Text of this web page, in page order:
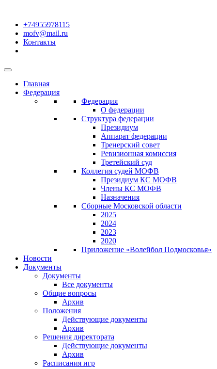
+74955978115
mofv@mail.ru
Контакты
Главная
Федерация
Федерация
О федерации
Структура федерации
Президиум
Аппарат федерации
Тренерский совет
Ревизионная комиссия
Третейский суд
Коллегия судей МОФВ
Президиум КС МОФВ
Члены КС МОФВ
Назначения
Сборные Московской области
2025
2024
2023
2020
Приложение «Волейбол Подмосковья»
Новости
Документы
Документы
Все документы
Общие вопросы
Архив
Положения
Действующие документы
Архив
Решения директората
Действующие документы
Архив
Расписания игр